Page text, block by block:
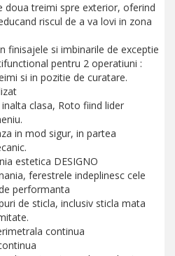
doua treimi spre exterior, oferind
riscul de a va lovi in zona
finisajele si imbinarile de exceptie
pentru 2 operatiuni :
si in pozitie de curatare.
clasa, Roto fiind lider
in mod sigur, in partea
estetica DESIGNO
ferestrele indeplinesc cele
performanta
de sticla, inclusiv sticla mata
continua